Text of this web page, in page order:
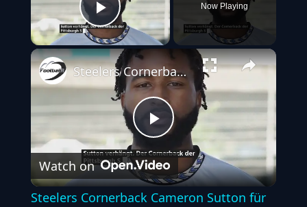
Play Video
Now Playing
Play
Video
Steelers Cornerback Cameron Sutton für acht Spiele gesperrt
Watch on
Steelers Cornerback Cameron Sutton für